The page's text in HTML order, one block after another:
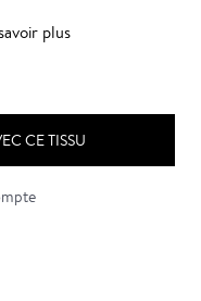
plus
CE TISSU